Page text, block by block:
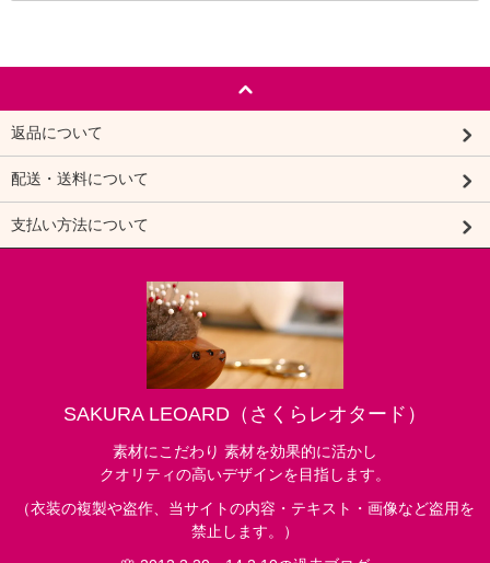
返品について
配送・送料について
支払い方法について
SAKURA LEOARD（さくらレオタード）
素材にこだわり 素材を効果的に活かし
クオリティの高いデザインを目指します。
（衣装の複製や盗作、当サイトの内容・テキスト・画像など盗用を
禁止します。）